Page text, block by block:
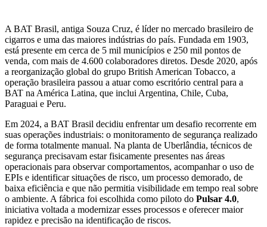
A BAT Brasil, antiga Souza Cruz, é líder no mercado brasileiro de
cigarros e uma das maiores indústrias do país. Fundada em 1903,
está presente em cerca de 5 mil municípios e 250 mil pontos de
venda, com mais de 4.600 colaboradores diretos. Desde 2020, após
a reorganização global do grupo British American Tobacco, a
operação brasileira passou a atuar como escritório central para a
BAT na América Latina, que inclui Argentina, Chile, Cuba,
Paraguai e Peru.
Em 2024, a BAT Brasil decidiu enfrentar um desafio recorrente em
suas operações industriais: o monitoramento de segurança realizado
de forma totalmente manual. Na planta de Uberlândia, técnicos de
segurança precisavam estar fisicamente presentes nas áreas
operacionais para observar comportamentos, acompanhar o uso de
EPIs e identificar situações de risco, um processo demorado, de
baixa eficiência e que não permitia visibilidade em tempo real sobre
o ambiente. A fábrica foi escolhida como piloto do Pulsar 4.0,
iniciativa voltada a modernizar esses processos e oferecer maior
rapidez e precisão na identificação de riscos.